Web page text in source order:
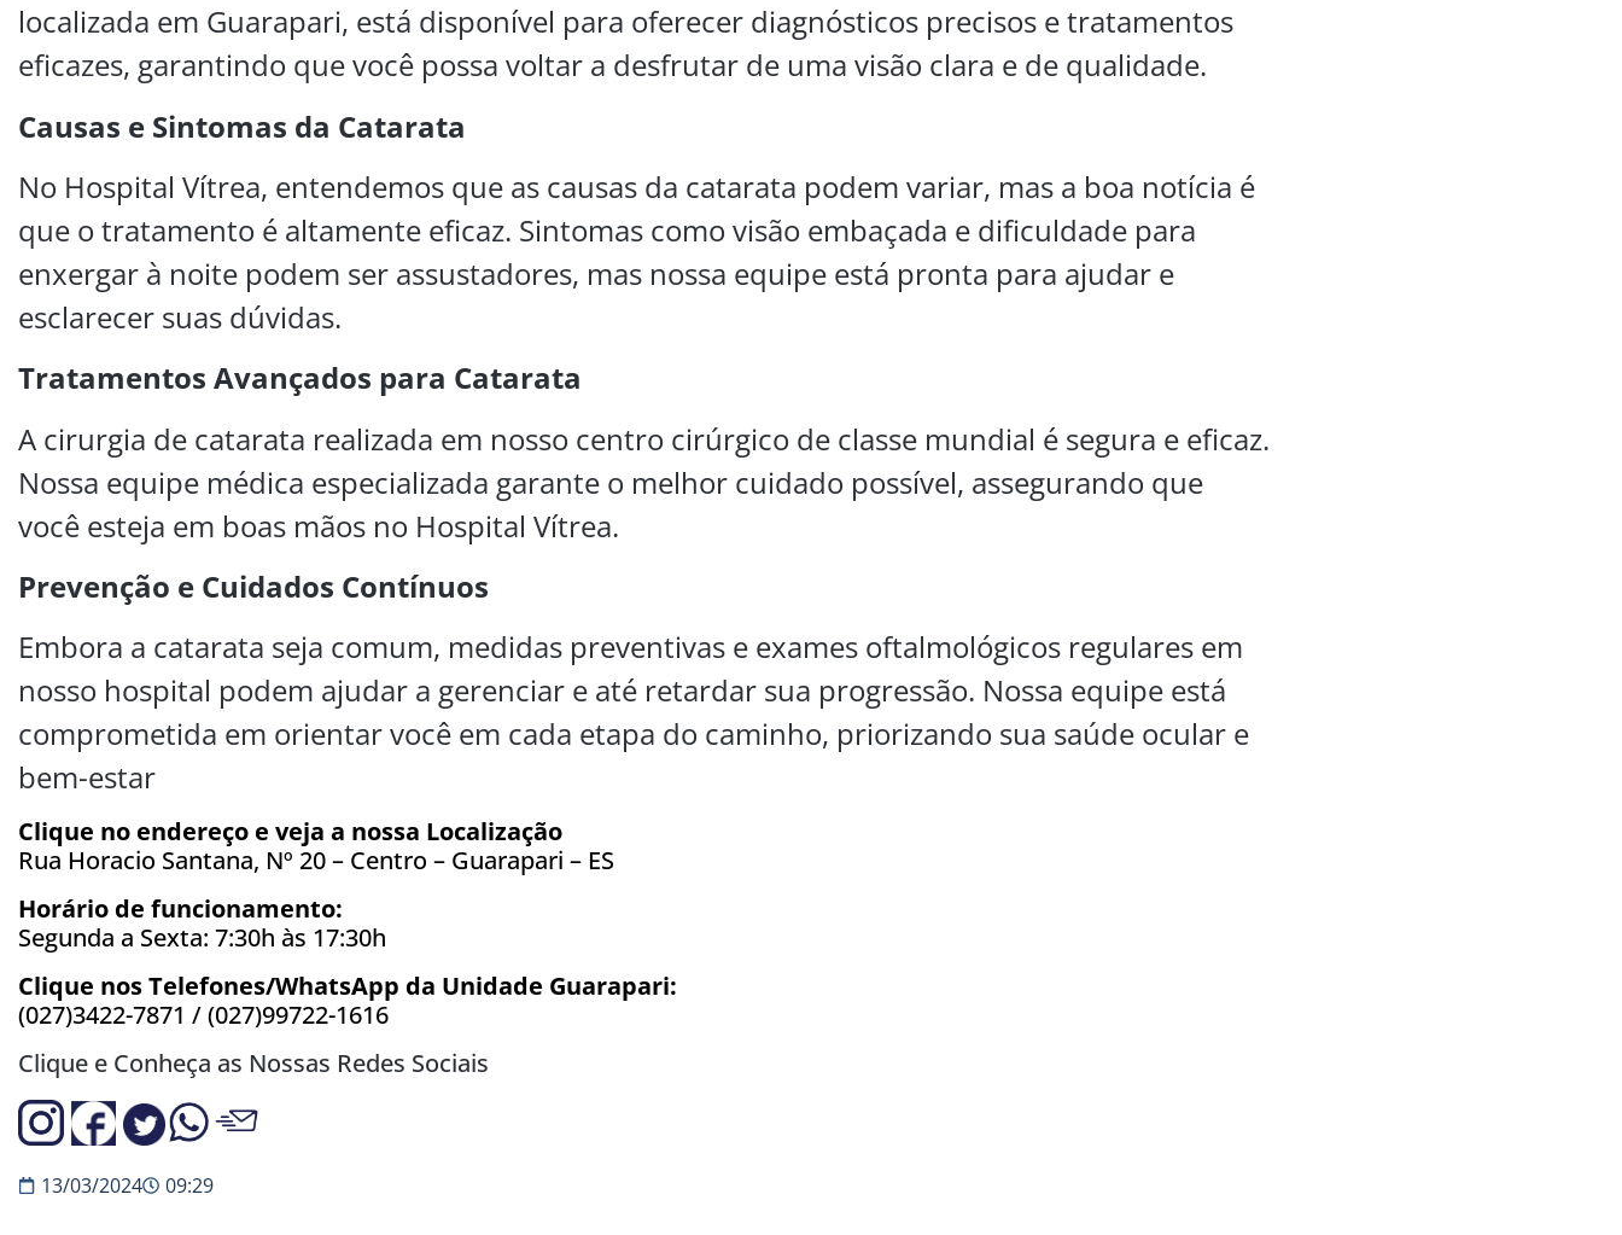
localizada em Guarapari, está disponível para oferecer diagnósticos precisos e tratamentos
eficazes, garantindo que você possa voltar a desfrutar de uma visão clara e de qualidade.
Causas e Sintomas da Catarata
No Hospital Vítrea, entendemos que as causas da catarata podem variar, mas a boa notícia é
que o tratamento é altamente eficaz. Sintomas como visão embaçada e dificuldade para
enxergar à noite podem ser assustadores, mas nossa equipe está pronta para ajudar e
esclarecer suas dúvidas.
Tratamentos Avançados para Catarata
A cirurgia de catarata realizada em nosso centro cirúrgico de classe mundial é segura e eficaz.
Nossa equipe médica especializada garante o melhor cuidado possível, assegurando que
você esteja em boas mãos no Hospital Vítrea.
Prevenção e Cuidados Contínuos
Embora a catarata seja comum, medidas preventivas e exames oftalmológicos regulares em
nosso hospital podem ajudar a gerenciar e até retardar sua progressão. Nossa equipe está
comprometida em orientar você em cada etapa do caminho, priorizando sua saúde ocular e
bem-estar
Clique no endereço e veja a nossa Localização
Rua Horacio Santana, Nº 20 – Centro – Guarapari – ES
Horário de funcionamento:
Segunda a Sexta: 7:30h às 17:30h
Clique nos Telefones/WhatsApp da Unidade Guarapari:
(027)3422-7871 /(027)99722-1616
Clique e Conheça as Nossas Redes Sociais
13/03/2024 09:29